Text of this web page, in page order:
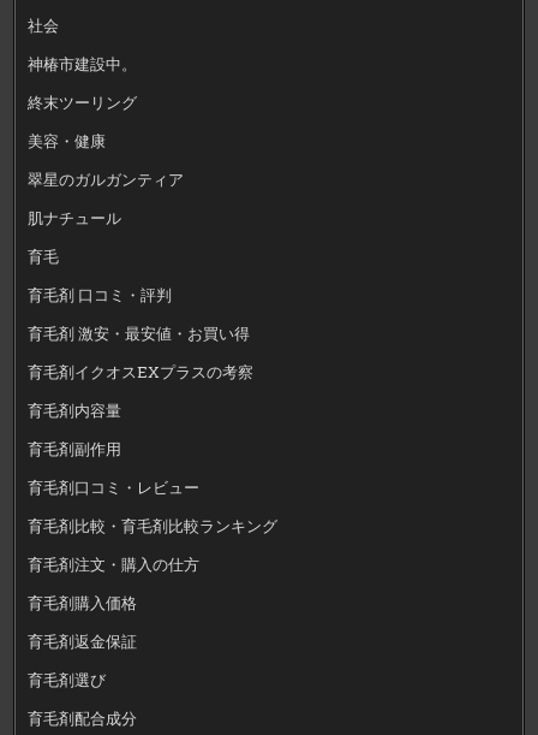
社会
神椿市建設中。
終末ツーリング
美容・健康
翠星のガルガンティア
肌ナチュール
育毛
育毛剤 口コミ・評判
育毛剤 激安・最安値・お買い得
育毛剤イクオスEXプラスの考察
育毛剤内容量
育毛剤副作用
育毛剤口コミ・レビュー
育毛剤比較・育毛剤比較ランキング
育毛剤注文・購入の仕方
育毛剤購入価格
育毛剤返金保証
育毛剤選び
育毛剤配合成分